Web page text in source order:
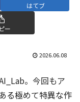
はてブ
ー
2026.06.08
。今回もア
る極めて特異な作